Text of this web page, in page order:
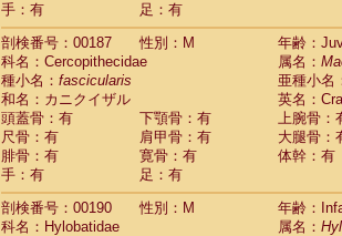
手：有
足：有
剖検番号：00187
性別：M
年齢：
科名：Cercopithecidae
属名：
種小名： fascicularis
亜種小名
和名：カニクイザル
英名：
頭蓋骨：有
下顎骨：有
上腕骨：
尺骨：有
肩甲骨：有
大腿骨：
腓骨：有
寛骨：有
体幹：有
手：有
足：有
剖検番号：00190
性別：M
年齢：
科名：Hylobatidae
属名：